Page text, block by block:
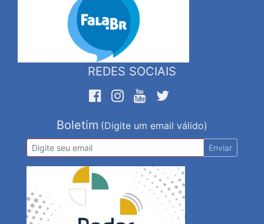
REDES SOCIAIS
Boletim (Digite um email válido)
Enviar